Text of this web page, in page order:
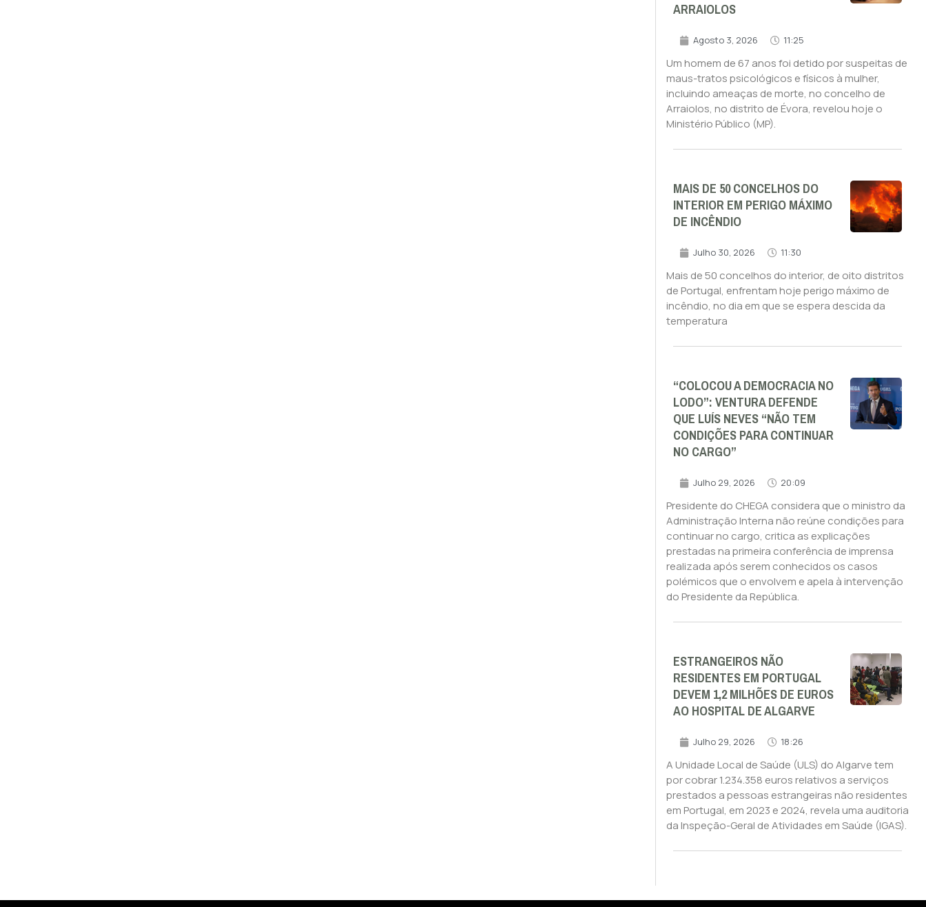
ARRAIOLOS
Agosto 3, 2026 11:25
Um homem de 67 anos foi detido por suspeitas de
maus-tratos psicológicos e físicos à mulher,
incluindo ameaças de morte, no concelho de
Arraiolos, no distrito de Évora, revelou hoje o
Ministério Público (MP).
MAIS DE 50 CONCELHOS DO
INTERIOR EM PERIGO MÁXIMO
DE INCÊNDIO
Julho 30, 2026 11:30
Mais de 50 concelhos do interior, de oito distritos
de Portugal, enfrentam hoje perigo máximo de
incêndio, no dia em que se espera descida da
temperatura
“COLOCOU A DEMOCRACIA NO
LODO”: VENTURA DEFENDE
QUE LUÍS NEVES “NÃO TEM
CONDIÇÕES PARA CONTINUAR
NO CARGO”
Julho 29, 2026 20:09
Presidente do CHEGA considera que o ministro da
Administração Interna não reúne condições para
continuar no cargo, critica as explicações
prestadas na primeira conferência de imprensa
realizada após serem conhecidos os casos
polémicos que o envolvem e apela à intervenção
do Presidente da República.
ESTRANGEIROS NÃO
RESIDENTES EM PORTUGAL
DEVEM 1,2 MILHÕES DE EUROS
AO HOSPITAL DE ALGARVE
Julho 29, 2026 18:26
A Unidade Local de Saúde (ULS) do Algarve tem
por cobrar 1.234.358 euros relativos a serviços
prestados a pessoas estrangeiras não residentes
em Portugal, em 2023 e 2024, revela uma auditoria
da Inspeção-Geral de Atividades em Saúde (IGAS).